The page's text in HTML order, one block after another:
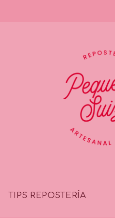
TIPS REPOSTERÍA